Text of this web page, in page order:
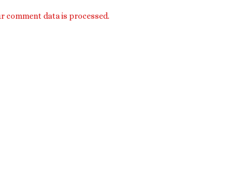
comment data is processed.